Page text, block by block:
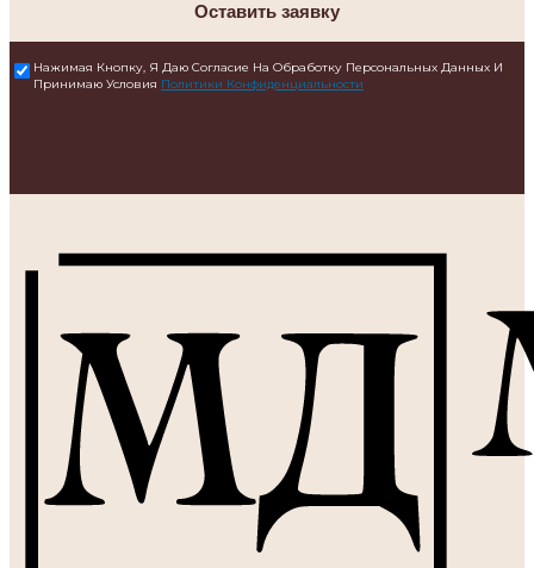
Оставить заявку
Нажимая Кнопку, Я Даю Согласие На Обработку Персональных Данных И
Принимаю Условия Политики Конфиденциальности